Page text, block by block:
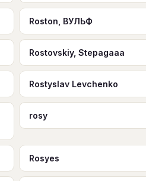
Roston, ВУЛЬФ
Rostovskiy, Stepagaaa
Rostyslav Levchenko
rosy
Rosyes